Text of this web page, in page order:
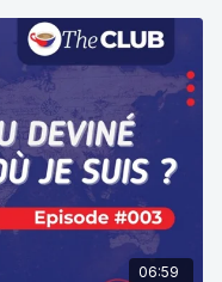
06:59